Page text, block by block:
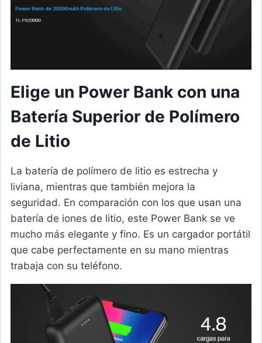
Elige un Power Bank con una
Batería Superior de Polímero
de Litio
La batería de polímero de litio es estrecha y
liviana, mientras que también mejora la
seguridad. En comparación con los que usan una
batería de iones de litio, este Power Bank se ve
mucho más elegante y fino. Es un cargador portátil
que cabe perfectamente en su mano mientras
trabaja con su teléfono.